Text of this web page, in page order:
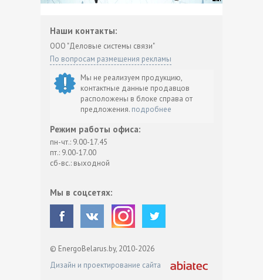
Наши контакты:
ООО "Деловые системы связи"
По вопросам размещения рекламы
Мы не реализуем продукцию,
контактные данные продавцов
расположены в блоке справа от
предложения. подробнее
Режим работы офиса:
пн-чт.: 9.00-17.45
пт.: 9.00-17.00
сб-вс.: выходной
Мы в соцсетях:
© EnergoBelarus.by, 2010-2026
Дизайн и проектирование сайта